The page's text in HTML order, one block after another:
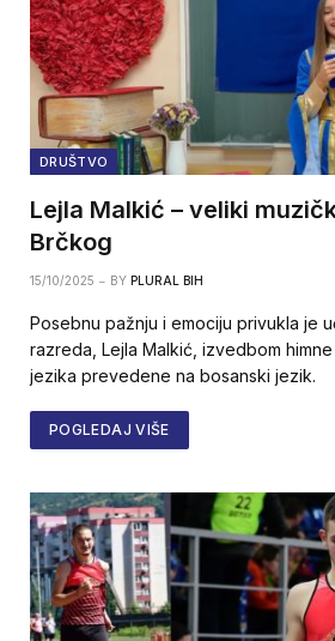
DRUŠTVO
Lejla Malkić – veliki
Brčkog
15/10/2025 BY PLURAL BIH
Posebnu pažnju i emociju privukla je
razreda, Lejla Malkić, izvedbom
jezika prevedene na bosanski jezik.
POGLEDAJ VIŠE